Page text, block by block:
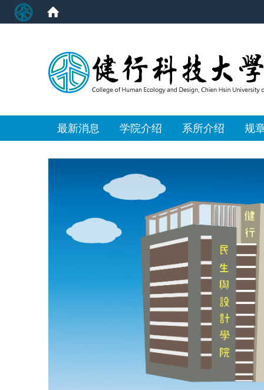
最新消息 学院介绍 系所介绍 规